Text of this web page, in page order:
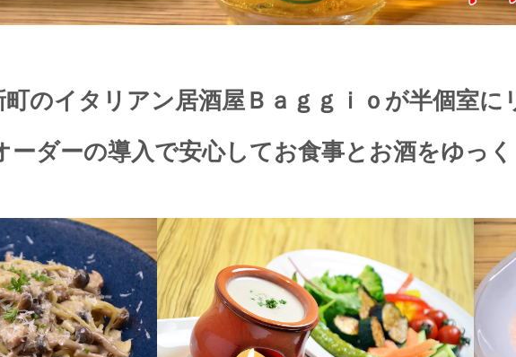
町のイタリアン居酒屋Ｂａｇｇｉｏが半個室に
ーダーの導入で安心してお食事とお酒をゆっ